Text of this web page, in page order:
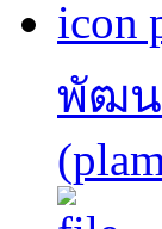
พัฒน